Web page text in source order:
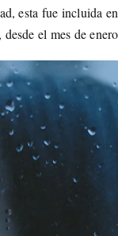
esta fue incluida
el mes de